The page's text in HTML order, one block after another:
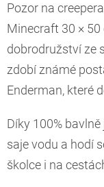
Pozor na
Minecraft 30 ×
dobrodružství ze
zdobí známé
Enderman, které
Díky 100%
saje vodu a hodí
školce i na